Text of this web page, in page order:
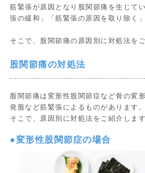
筋緊張が原因となり股関節痛を生じて
張の緩和」「筋緊張の原因を取り除く
そこで、股関節痛の原因別に対処法を
股関節痛の対処法
股関節痛は変形性股関節症など骨の変
発股など筋緊張によるものがあります。
そこで、原因別に対処法をご紹介します
●変形性股関節症の場合